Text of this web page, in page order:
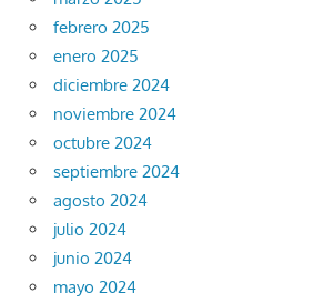
febrero 2025
enero 2025
diciembre 2024
noviembre 2024
octubre 2024
septiembre 2024
agosto 2024
julio 2024
junio 2024
mayo 2024